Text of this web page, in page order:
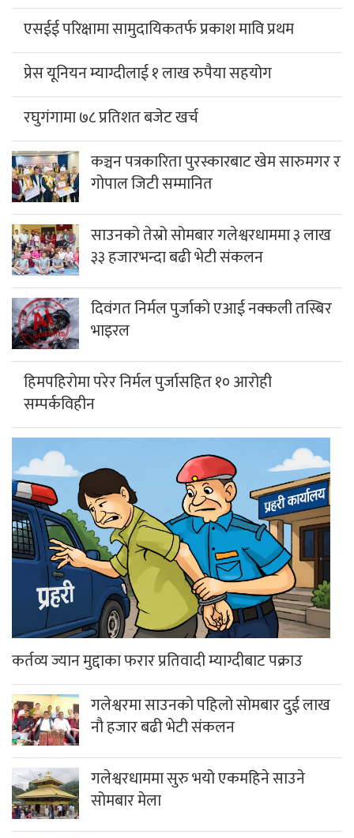
एसईई परिक्षामा सामुदायिकतर्फ प्रकाश मावि प्रथम
प्रेस यूनियन म्याग्दीलाई १ लाख रुपैया सहयोग
रघुगंगामा ७८ प्रतिशत बजेट खर्च
कञ्चन पत्रकारिता पुरस्कारबाट खेम सारुमगर र
गोपाल जिटी सम्मानित
साउनको तेस्रो सोमबार गलेश्वरधाममा ३ लाख
३३ हजारभन्दा बढी भेटी संकलन
दिवंगत निर्मल पुर्जाको एआई नक्कली तस्बिर
भाइरल
हिमपहिरोमा परेर निर्मल पुर्जासहित १० आरोही
सम्पर्कविहीन
कर्तव्य ज्यान मुद्दाका फरार प्रतिवादी म्याग्दीबाट पक्राउ
गलेश्वरमा साउनको पहिलो सोमबार दुई लाख
नौ हजार बढी भेटी संकलन
गलेश्वरधाममा सुरु भयो एकमहिने साउने
सोमबार मेला